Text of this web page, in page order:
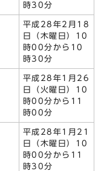
時30分
平成28年2月18
日（木曜日）10
時00分から10
時30分
平成28年1月26
日（火曜日）10
時00分から11
時00分
平成28年1月21
日（木曜日）10
時00分から11
時30分